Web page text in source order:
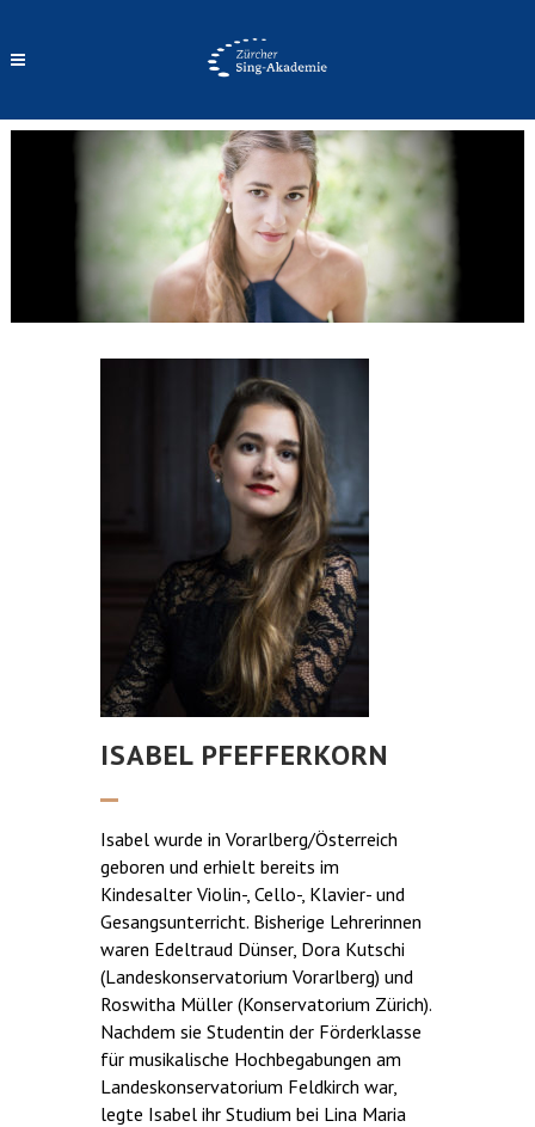
ISABEL PFEFFERKORN
Isabel wurde in Vorarlberg/Österreich
geboren und erhielt bereits im
Kindesalter Violin-, Cello-, Klavier- und
Gesangsunterricht. Bisherige Lehrerinnen
waren Edeltraud Dünser, Dora Kutschi
(Landeskonservatorium Vorarlberg) und
Roswitha Müller (Konservatorium Zürich).
Nachdem sie Studentin der Förderklasse
für musikalische Hochbegabungen am
Landeskonservatorium Feldkirch war,
legte Isabel ihr Studium bei Lina Maria